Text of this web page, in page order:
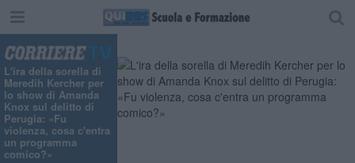
L'ira della sorella di
Meredih Kercher per
lo show di Amanda
Knox sul delitto di
Perugia: «Fu
violenza, cosa c'entra
un programma
comico?»